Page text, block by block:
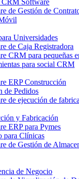
de Gestión de
Universidades
de Caja Registradora
CRM para pequeñas
para social CRM
ERP Construcción
de Pedidos
de ejecución de
y Fabricación
ERP para Pymes
para Clínicas
de Gestión de
de Negocio